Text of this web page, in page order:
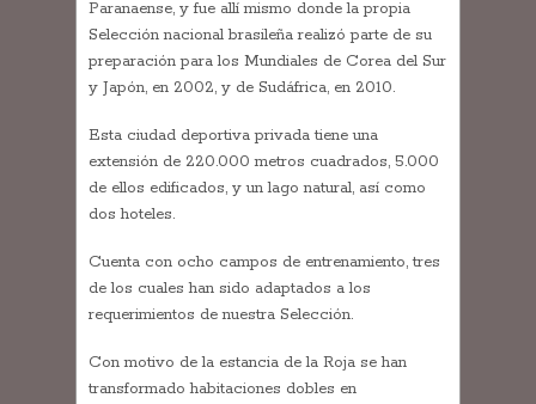
Paranaense, y fue allí mismo donde la propia
Selección nacional brasileña realizó parte de su
preparación para los Mundiales de Corea del Sur
y Japón, en 2002, y de Sudáfrica, en 2010.
Esta ciudad deportiva privada tiene una
extensión de 220.000 metros cuadrados, 5.000
de ellos edificados, y un lago natural, así como
dos hoteles.
Cuenta con ocho campos de entrenamiento, tres
de los cuales han sido adaptados a los
requerimientos de nuestra Selección.
Con motivo de la estancia de la Roja se han
transformado habitaciones dobles en